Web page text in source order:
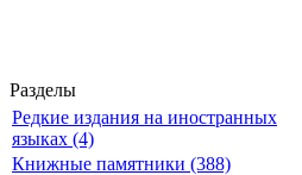
Разделы
Редкие издания на иностранных
языках (4)
Книжные памятники (388)